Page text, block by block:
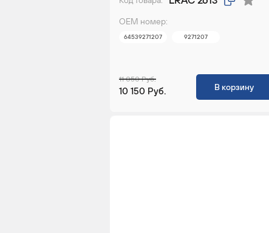
ОЕМ номер:
64539271207 9271207
11 050 Руб.
10 150 Руб. В корзину